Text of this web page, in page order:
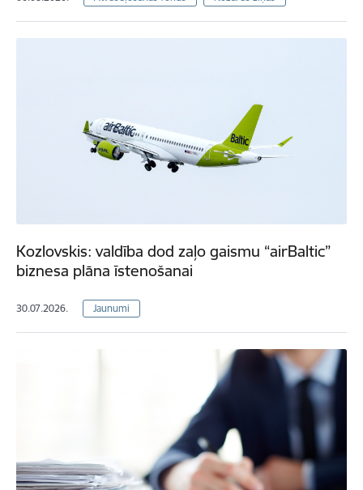
Kozlovskis: valdība dod zaļo gaismu “airBaltic”
biznesa plāna īstenošanai
30.07.2026. Jaunumi